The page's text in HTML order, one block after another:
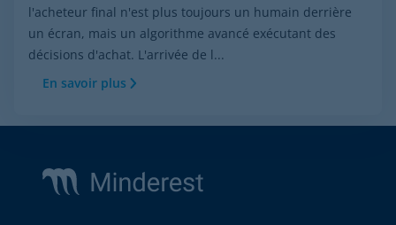
l'acheteur final n'est plus toujours un humain derrière
un écran, mais un algorithme avancé exécutant des
décisions d'achat. L'arrivée de l...
En savoir plus